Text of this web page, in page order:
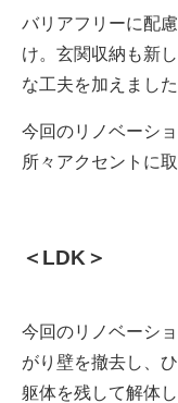
バリアフリーに配
け。玄関収納も新
な工夫を加えました
今回のリノベーシ
所々アクセントに
＜LDK＞
今回のリノベーシ
がり壁を撤去し、
躯体を残して解体